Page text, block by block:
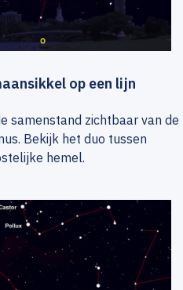
op een lijn
samenstand zichtbaar van de
Bekijk het duo tussen
hemel.